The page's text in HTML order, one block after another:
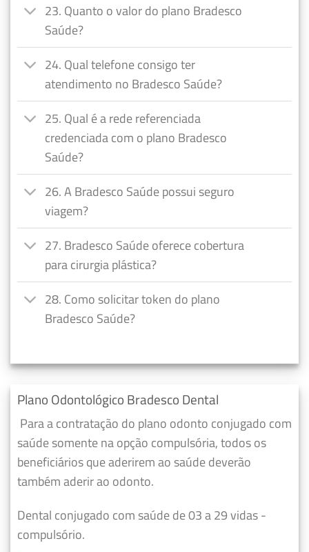
23. Quanto o valor do plano Bradesco
Saúde?
24. Qual telefone consigo ter
atendimento no Bradesco Saúde?
25. Qual é a rede referenciada
credenciada com o plano Bradesco
Saúde?
26. A Bradesco Saúde possui seguro
viagem?
27. Bradesco Saúde oferece cobertura
para cirurgia plástica?
28. Como solicitar token do plano
Bradesco Saúde?
Plano Odontológico Bradesco Dental
Para a contratação do plano odonto conjugado com
saúde somente na opção compulsória, todos os
beneficiários que aderirem ao saúde deverão
também aderir ao odonto.
Dental conjugado com saúde de 03 a 29 vidas -
compulsório.